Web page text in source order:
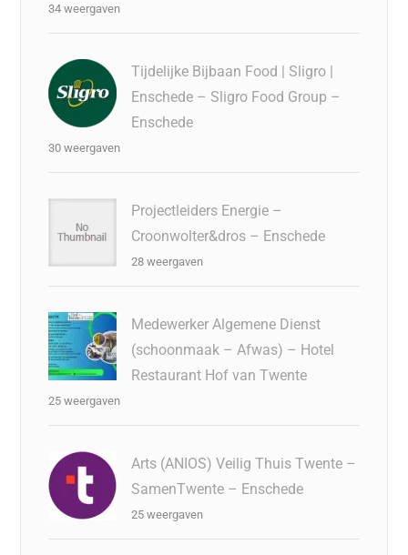
34 weergaven
Tijdelijke Bijbaan Food | Sligro |
Enschede – Sligro Food Group –
Enschede
30 weergaven
Projectleiders Energie –
Croonwolter&dros – Enschede
28 weergaven
Medewerker Algemene Dienst
(schoonmaak – Afwas) – Hotel
Restaurant Hof van Twente
25 weergaven
Arts (ANIOS) Veilig Thuis Twente –
SamenTwente – Enschede
25 weergaven